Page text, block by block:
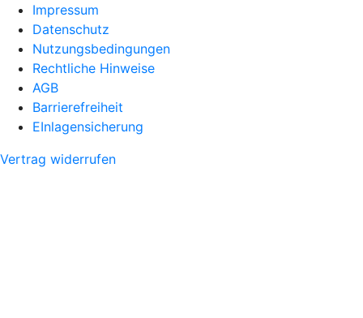
Impressum
Datenschutz
Nutzungsbedingungen
Rechtliche Hinweise
AGB
Barrierefreiheit
EInlagensicherung
Vertrag widerrufen